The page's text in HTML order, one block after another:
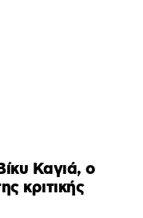
Καγιά, ο
κριτικής